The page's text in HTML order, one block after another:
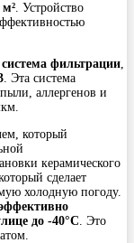
. Устройство
система фильтрации
. Эта система
аллергенов и
который
керамического
сделает
холодную погоду.
до -40°С . Это